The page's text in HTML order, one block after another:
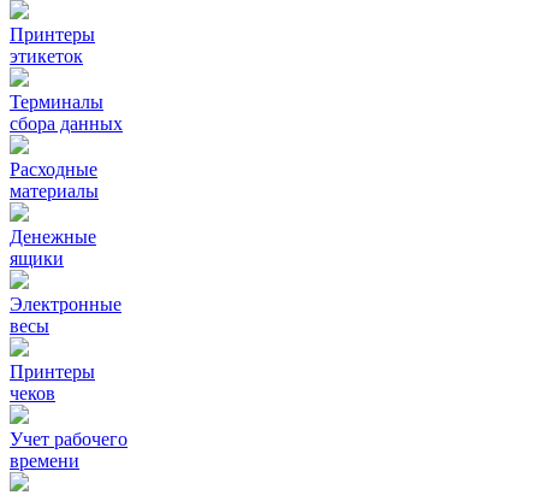
Принтеры
этикеток
Терминалы
сбора данных
Расходные
материалы
Денежные
ящики
Электронные
весы
Принтеры
чеков
Учет рабочего
времени